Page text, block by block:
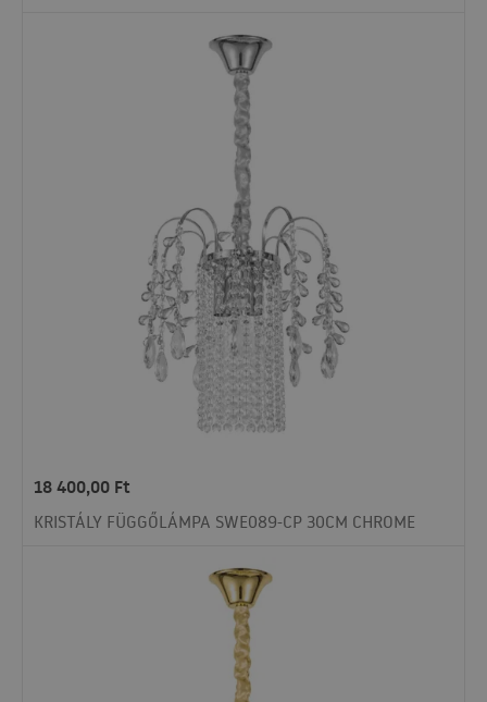
18 400,00 Ft
KRISTÁLY FÜGGŐLÁMPA SWE089-CP 30CM CHROME